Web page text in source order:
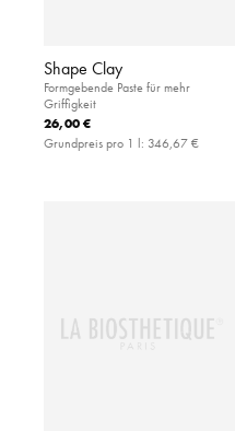
Shape Clay
Formgebende Paste für mehr
Griffigkeit
26,00 €
Grundpreis pro 1 l: 346,67 €